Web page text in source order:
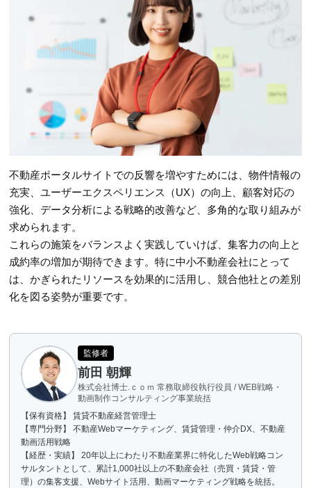
不動産ポータルサイトでの反響を増やすためには、物件情報の
充実、ユーザーエクスペリエンス（UX）の向上、顧客対応の
強化、データ分析による戦略的改善など、多角的な取り組みが
求められます。
これらの施策をバランスよく実践していけば、集客力の向上と
成約率の増加が期待できます。特に中小不動産会社にとって
は、かぎられたリソースを効果的に活用し、競合他社との差別
化を図る姿勢が重要です。
監修者
前田 朝輝
株式会社博士.ｃｏｍ 常務取締役執行役員 / WEB戦略・
動画制作コンサルティング事業統括
【保有資格】 賃貸不動産経営管理士
【専門分野】 不動産Webマーケティング、賃貸管理・仲介DX、不動産
動画活用戦略
【経歴・実績】 20年以上にわたり不動産業界に特化したWeb戦略コン
サルタントとして、累計1,000社以上の不動産会社（売買・賃貸・管
理）の集客支援、Webサイト活用、動画マーケティング戦略を統括。